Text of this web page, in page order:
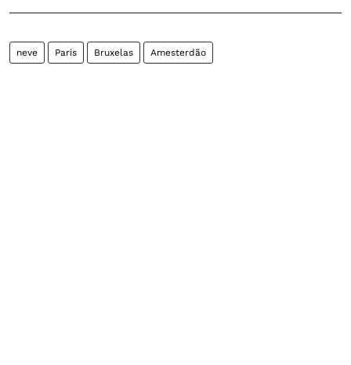
neve Paris Bruxelas Amesterdão